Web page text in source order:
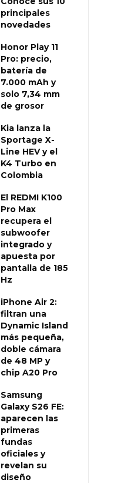
principales
novedades
Honor Play 11
Pro: precio,
batería de
7.000 mAh y
solo 7,34 mm
de grosor
Kia lanza la
Sportage X-
Line HEV y el
K4 Turbo en
Colombia
El REDMI K100
Pro Max
recupera el
subwoofer
integrado y
apuesta por
pantalla de 185
Hz
iPhone Air 2:
filtran una
Dynamic Island
más pequeña,
doble cámara
de 48 MP y
chip A20 Pro
Samsung
Galaxy S26 FE:
aparecen las
primeras
fundas
oficiales y
revelan su
diseño